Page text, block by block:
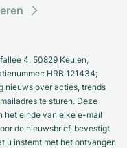
4, 50829 Keulen,
HRB 121434;
nieuws over acties, trends
te sturen. Deze
het einde van elke e-mail
de nieuwsbrief, bevestigt
u instemt met het ontvangen